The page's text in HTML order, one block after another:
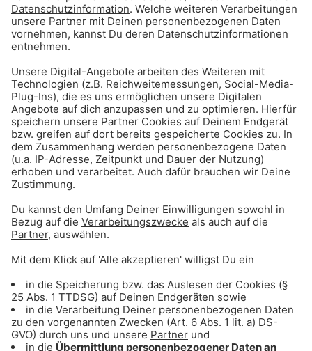
ANZEIGE - Sichere dir Tagestickets für
den Triassic Park auf der Steinplatte